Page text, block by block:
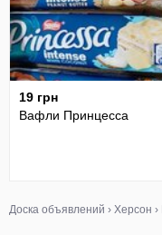
19 грн
Вафли Принцесса
Доска объявлений › Херсон ›